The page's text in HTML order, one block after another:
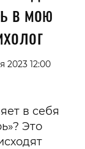
в мою
2023 12:00
в себя
Это